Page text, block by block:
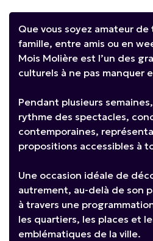
Que vous soyez amateur
famille, entre amis ou en
Mois Molière est l’un des
culturels à ne pas manquer
Pendant plusieurs
rythme des spectacles,
contemporaines,
propositions accessibles à
Une occasion idéale de
autrement, au-delà de son
à travers une
les quartiers, les places et
emblématiques de la ville.